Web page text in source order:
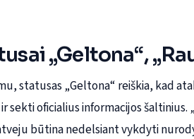
„Geltona“,
statusas „Geltona“ reiškia, kad
sekti oficialius informacijos šaltinius.
būtina nedelsiant vykdyti